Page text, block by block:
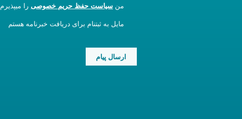
CONSENT
من سیاست حفظ حریم خصوصی را میپذیرم
NEWSLETTER
مایل به ثبتنام برای دریافت خبرنامه هستم